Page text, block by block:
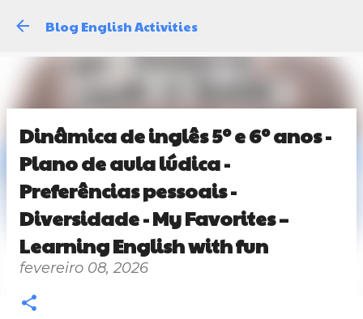
Pular para o conteúdo principal
Blog English Activities
Dinâmica de inglês 5º e 6º anos -
Plano de aula lúdica -
Preferências pessoais -
Diversidade - My Favorites –
Learning English with fun
fevereiro 08, 2026